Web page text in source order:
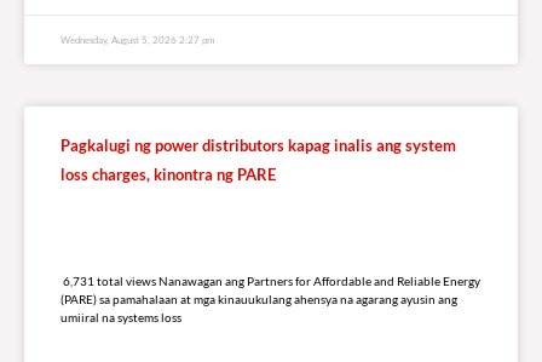
Wednesday, August 5, 2026 2:27 pm
Pagkalugi ng power distributors kapag inalis ang system
loss charges, kinontra ng PARE
6,731 total views Nanawagan ang Partners for Affordable and Reliable Energy
(PARE) sa pamahalaan at mga kinauukulang ahensya na agarang ayusin ang
umiiral na systems loss